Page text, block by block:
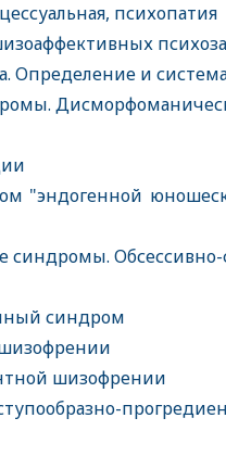
психопатия
Определение и
"эндогенной
синдром
шизофрении